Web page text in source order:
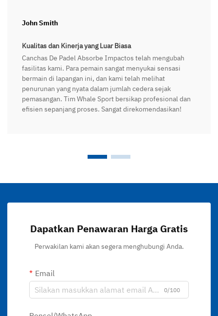
John Smith
Kualitas dan Kinerja yang Luar Biasa
Canchas De Padel Absorbe Impactos telah mengubah
fasilitas kami. Para pemain sangat menyukai sensasi
bermain di lapangan ini, dan kami telah melihat
penurunan yang nyata dalam jumlah cedera sejak
pemasangan. Tim Whale Sport bersikap profesional dan
efisien sepanjang proses. Sangat direkomendasikan!
Dapatkan Penawaran Harga Gratis
Perwakilan kami akan segera menghubungi Anda.
Email
0/100